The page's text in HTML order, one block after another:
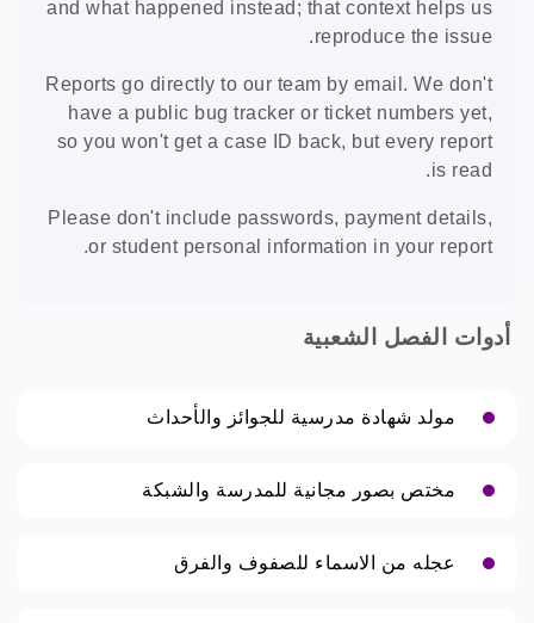
and what happened instead; that context helps us
reproduce the issue.
Reports go directly to our team by email. We don't
have a public bug tracker or ticket numbers yet,
so you won't get a case ID back, but every report
is read.
Please don't include passwords, payment details,
or student personal information in your report.
أدوات الفصل الشعبية
مولد شهادة مدرسية للجوائز والأحداث
مختص بصور مجانية للمدرسة والشبكة
عجله من الاسماء للصفوف والفرق